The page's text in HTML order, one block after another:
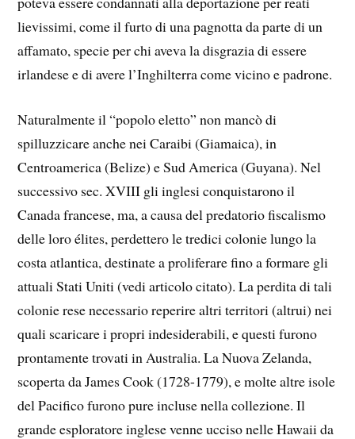
lievissimi, come il furto di una pagnotta da parte di un
affamato, specie per chi aveva la disgrazia di essere
irlandese e di avere l’Inghilterra come vicino e padrone.
Naturalmente il “popolo eletto” non mancò di
spilluzzicare anche nei Caraibi (Giamaica), in
Centroamerica (Belize) e Sud America (Guyana). Nel
successivo sec. XVIII gli inglesi conquistarono il
Canada francese, ma, a causa del predatorio fiscalismo
delle loro élites, perdettero le tredici colonie lungo la
costa atlantica, destinate a proliferare fino a formare gli
attuali Stati Uniti (vedi articolo citato). La perdita di tali
colonie rese necessario reperire altri territori (altrui) nei
quali scaricare i propri indesiderabili, e questi furono
prontamente trovati in Australia. La Nuova Zelanda,
scoperta da James Cook (1728-1779), e molte altre isole
del Pacifico furono pure incluse nella collezione. Il
grande esploratore inglese venne ucciso nelle Hawaii da